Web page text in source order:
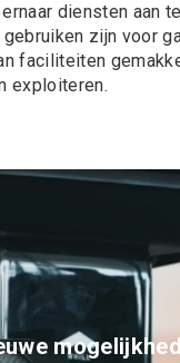
diensten aan
zijn voor
faciliteiten
exploiteren.